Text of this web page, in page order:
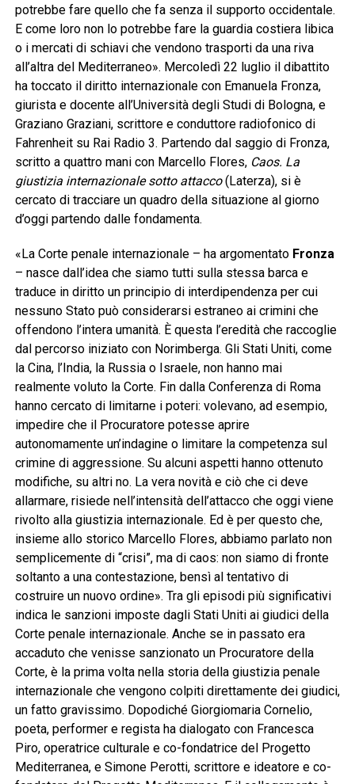
potrebbe fare quello che fa senza il supporto occidentale.
E come loro non lo potrebbe fare la guardia costiera libica
o i mercati di schiavi che vendono trasporti da una riva
all’altra del Mediterraneo». Mercoledì 22 luglio il dibattito
ha toccato il diritto internazionale con Emanuela Fronza,
giurista e docente all’Università degli Studi di Bologna, e
Graziano Graziani, scrittore e conduttore radiofonico di
Fahrenheit su Rai Radio 3. Partendo dal saggio di Fronza,
scritto a quattro mani con Marcello Flores, Caos. La
giustizia internazionale sotto attacco(Laterza), si è
cercato di tracciare un quadro della situazione al giorno
d’oggi partendo dalle fondamenta.
«La Corte penale internazionale – ha argomentato Fronza
– nasce dall’idea che siamo tutti sulla stessa barca e
traduce in diritto un principio di interdipendenza per cui
nessuno Stato può considerarsi estraneo ai crimini che
offendono l’intera umanità. È questa l’eredità che raccoglie
dal percorso iniziato con Norimberga. Gli Stati Uniti, come
la Cina, l’India, la Russia o Israele, non hanno mai
realmente voluto la Corte. Fin dalla Conferenza di Roma
hanno cercato di limitarne i poteri: volevano, ad esempio,
impedire che il Procuratore potesse aprire
autonomamente un’indagine o limitare la competenza sul
crimine di aggressione. Su alcuni aspetti hanno ottenuto
modifiche, su altri no. La vera novità e ciò che ci deve
allarmare, risiede nell’intensità dell’attacco che oggi viene
rivolto alla giustizia internazionale. Ed è per questo che,
insieme allo storico Marcello Flores, abbiamo parlato non
semplicemente di “crisi”, ma di caos: non siamo di fronte
soltanto a una contestazione, bensì al tentativo di
costruire un nuovo ordine». Tra gli episodi più significativi
indica le sanzioni imposte dagli Stati Uniti ai giudici della
Corte penale internazionale. Anche se in passato era
accaduto che venisse sanzionato un Procuratore della
Corte, è la prima volta nella storia della giustizia penale
internazionale che vengono colpiti direttamente dei giudici,
un fatto gravissimo. Dopodiché Giorgiomaria Cornelio,
poeta, performer e regista ha dialogato con Francesca
Piro, operatrice culturale e co-fondatrice del Progetto
Mediterranea, e Simone Perotti, scrittore e ideatore e co-